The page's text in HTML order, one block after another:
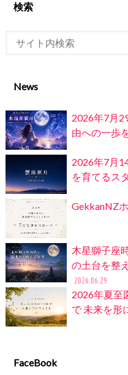
検索
News
2026年7月
由への一歩
2026年7月
を育てるス
GekkanNZ
木星獅子座
の土台を整
2026.06.29
2026年夏至
で 未来を形
FaceBook